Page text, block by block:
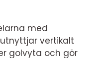
med
vertikalt
golvyta och gör